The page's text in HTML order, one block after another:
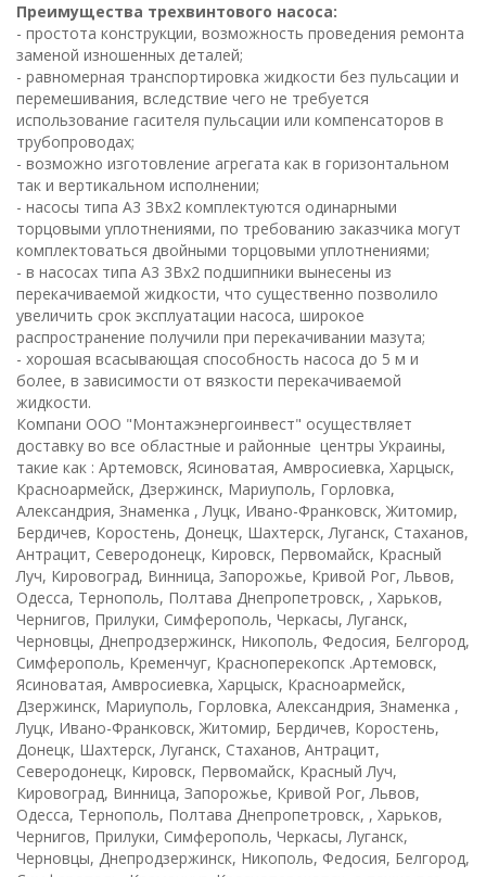
Преимущества трехвинтового насоса:
- простота конструкции, возможность проведения ремонта
заменой изношенных деталей;
- равномерная транспортировка жидкости без пульсации и
перемешивания, вследствие чего не требуется
использование гасителя пульсации или компенсаторов в
трубопроводах;
- возможно изготовление агрегата как в горизонтальном
так и вертикальном исполнении;
- насосы типа А3 3Вх2 комплектуются одинарными
торцовыми уплотнениями, по требованию заказчика могут
комплектоваться двойными торцовыми уплотнениями;
- в насосах типа А3 3Вх2 подшипники вынесены из
перекачиваемой жидкости, что существенно позволило
увеличить срок эксплуатации насоса, широкое
распространение получили при перекачивании мазута;
- хорошая всасывающая способность насоса до 5 м и
более, в зависимости от вязкости перекачиваемой
жидкости.
Компани ООО "Монтажэнергоинвест" осуществляет
доставку во все областные и районные центры Украины,
такие как : Артемовск, Ясиноватая, Амвросиевка, Харцыск,
Красноармейск, Дзержинск, Мариуполь, Горловка,
Александрия, Знаменка , Луцк, Ивано-Франковск, Житомир,
Бердичев, Коростень, Донецк, Шахтерск, Луганск, Стаханов,
Антрацит, Северодонецк, Кировск, Первомайск, Красный
Луч, Кировоград, Винница, Запорожье, Кривой Рог, Львов,
Одесса, Тернополь, Полтава Днепропетровск, , Харьков,
Чернигов, Прилуки, Симферополь, Черкасы, Луганск,
Черновцы, Днепродзержинск, Никополь, Федосия, Белгород,
Симферополь, Кременчуг, Красноперекопск .Артемовск,
Ясиноватая, Амвросиевка, Харцыск, Красноармейск,
Дзержинск, Мариуполь, Горловка, Александрия, Знаменка ,
Луцк, Ивано-Франковск, Житомир, Бердичев, Коростень,
Донецк, Шахтерск, Луганск, Стаханов, Антрацит,
Северодонецк, Кировск, Первомайск, Красный Луч,
Кировоград, Винница, Запорожье, Кривой Рог, Львов,
Одесса, Тернополь, Полтава Днепропетровск, , Харьков,
Чернигов, Прилуки, Симферополь, Черкасы, Луганск,
Черновцы, Днепродзержинск, Никополь, Федосия, Белгород,